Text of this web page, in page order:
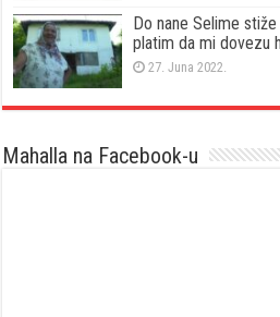
Do nane Selime
platim da mi dovezu
27. Juna 2022.
Mahalla na Facebook-u